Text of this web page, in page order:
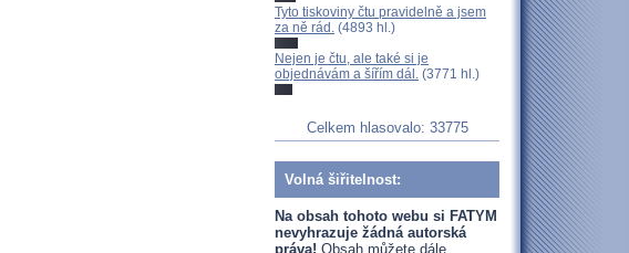
Tyto tiskoviny čtu pravidelně a jsem
za ně rád. (4893 hl.)
Nejen je čtu, ale také si je
objednávám a šířím dál. (3771 hl.)
Celkem hlasovalo: 33775
Volná šiřitelnost:
Na obsah tohoto webu si FATYM
nevyhrazuje žádná autorská
práva! Obsah můžete dále